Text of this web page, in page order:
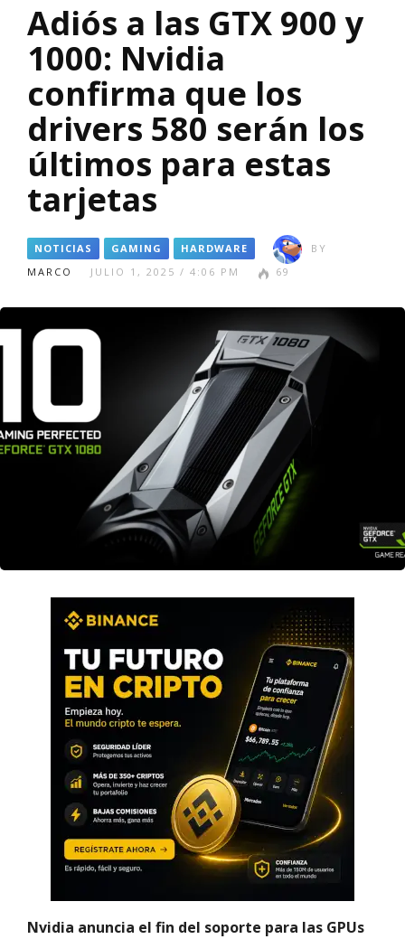
Adiós a las GTX 900 y
1000: Nvidia
confirma que los
drivers 580 serán los
últimos para estas
tarjetas
NOTICIAS GAMING HARDWARE
BY
MARCO
JULIO 1, 2025 / 4:06 PM 69
Nvidia anuncia el fin del soporte para las GPUs